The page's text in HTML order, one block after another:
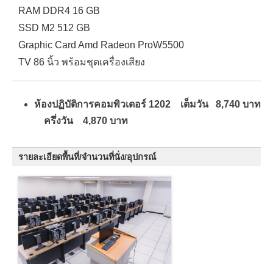
RAM DDR4 16 GB
SSD M2 512 GB
Graphic Card Amd Radeon ProW5500
TV 86 นิ้ว พร้อมชุดเครื่องเสียง
ห้องปฏิบัติการคอมพิวเตอร์ 1202 เต็มวัน 8,740 บาท
ครึ่งวัน 4,870 บาท
รายละเอียดพื้นที่/จำนวนที่นั่ง/อุปกรณ์